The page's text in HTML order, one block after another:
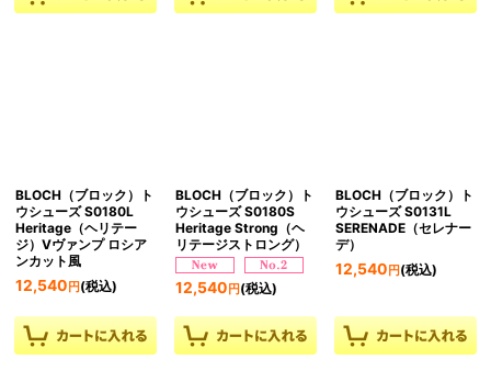
BLOCH（ブロック）ト
ウシューズ S0180L
Heritage（ヘリテー
ジ）Vヴァンプ ロシア
ンカット風
12,540 円 (税込)
BLOCH（ブロック）ト
ウシューズ S0180S
Heritage Strong（ヘ
リテージストロング）
12,540 円(税込)
BLOCH（ブロック）ト
ウシューズ S0131L
SERENADE（セレナー
デ）
12,540 円(税込)